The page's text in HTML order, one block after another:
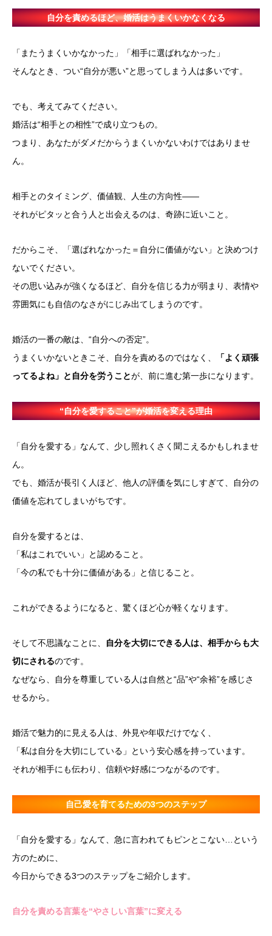
自分を責めるほど、婚活はうまくいかなくなる
「またうまくいかなかった」「相手に選ばれなかった」
そんなとき、つい“自分が悪い”と思ってしまう人は多いです。
でも、考えてみてください。
婚活は“相手との相性”で成り立つもの。
つまり、あなたがダメだからうまくいかないわけではありませ
ん。
相手とのタイミング、価値観、人生の方向性――
それがピタッと合う人と出会えるのは、奇跡に近いこと。
だからこそ、「選ばれなかった＝自分に価値がない」と決めつけ
ないでください。
その思い込みが強くなるほど、自分を信じる力が弱まり、表情や
雰囲気にも自信のなさがにじみ出てしまうのです。
婚活の一番の敵は、“自分への否定”。
うまくいかないときこそ、自分を責めるのではなく、
「よく頑張
ってるよね」と自分を労うことが、前に進む第一歩になります。
“自分を愛すること”が婚活を変える理由
「自分を愛する」なんて、少し照れくさく聞こえるかもしれませ
ん。
でも、婚活が長引く人ほど、他人の評価を気にしすぎて、自分の
価値を忘れてしまいがちです。
自分を愛するとは、
「私はこれでいい」と認めること。
「今の私でも十分に価値がある」と信じること。
これができるようになると、驚くほど心が軽くなります。
そして不思議なことに、
自分を大切にできる人は、相手からも大
切にされるのです。
なぜなら、自分を尊重している人は自然と“品”や“余裕”を感じさ
せるから。
婚活で魅力的に見える人は、外見や年収だけでなく、
「私は自分を大切にしている」という安心感を持っています。
それが相手にも伝わり、信頼や好感につながるのです。
自己愛を育てるための3つのステップ
「自分を愛する」なんて、急に言われてもピンとこない…という
方のために、
今日からできる3つのステップをご紹介します。
自分を責める言葉を“やさしい言葉”に変える